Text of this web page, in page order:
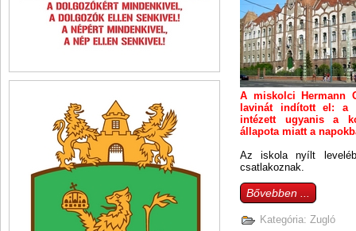
A miskolci Hermann
lavinát indított el: a
intézett ugyanis a
állapota miatt a
Az iskola nyílt
csatlakoznak.
Bővebben ...
Kategória: Zugló